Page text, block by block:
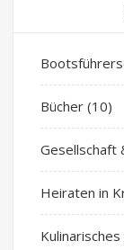
Bücher (10)
Gesellschaft
Heiraten in
Kulinarisches